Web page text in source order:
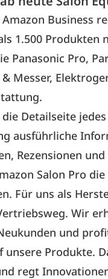
Business
1.500
Panasonic Pro,
Messer,
Detailseite
ausführliche
Rezensionen
Salon Pro
Für uns als
Wir
und
unsere Produkte.
regt